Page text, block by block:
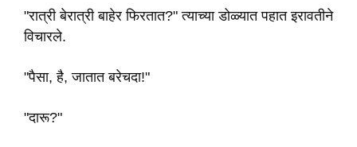
"रात्री बेरात्री बाहेर फिरतात?" त्याच्या डोळ्यात पहात इरावतीने
विचारले.
"पैसा, है, जातात बरेचदा!"
"दारू?"